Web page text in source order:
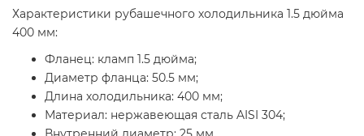
Характеристики рубашечного холодильника 1.5 дюйма
400 мм:
Фланец: кламп 1.5 дюйма;
Диаметр фланца: 50.5 мм;
Длина холодильника: 400 мм;
Материал: нержавеющая сталь AISI 304;